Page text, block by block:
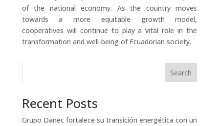
of the national economy. As the country moves
towards a more equitable growth model,
cooperatives will continue to play a vital role in the
transformation and well-being of Ecuadorian society.
Search
Recent Posts
Grupo Danec fortalece su transición energética con un